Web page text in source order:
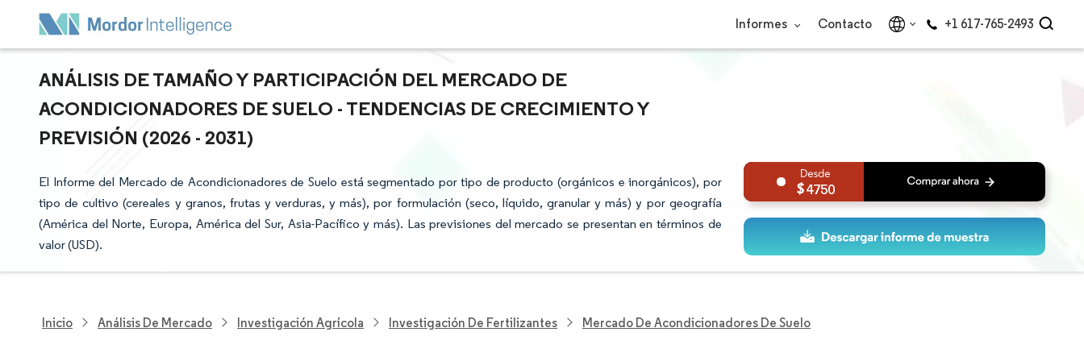
Informes Contacto +1 617-765-2493
ANÁLISIS DE TAMAÑO Y PARTICIPACIÓN DEL MERCADO DE
ACONDICIONADORES DE SUELO - TENDENCIAS DE CRECIMIENTO Y
PREVISIÓN (2026 - 2031)
El Informe del Mercado de Acondicionadores de Suelo está segmentado por tipo de producto (orgánicos e inorgánicos), por
tipo de cultivo (cereales y granos, frutas y verduras, y más), por formulación (seco, líquido, granular y más) y por geografía
(América del Norte, Europa, América del Sur, Asia-Pacífico y más). Las previsiones del mercado se presentan en términos de
valor (USD).
4750
Inicio Análisis De Mercado Investigación Agrícola Investigación De Fertilizantes Mercado De Acondicionadores De Suelo